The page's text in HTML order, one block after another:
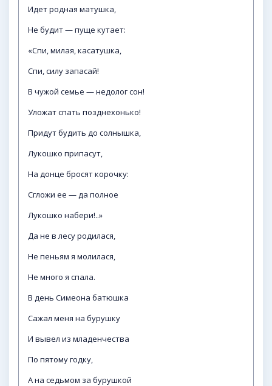
Идет родная матушка,
Не будит — пуще кутает:
«Спи, милая, касатушка,
Спи, силу запасай!
В чужой семье — недолог сон!
Уложат спать позднехонько!
Придут будить до солнышка,
Лукошко припасут,
На донце бросят корочку:
Сгложи ее — да полное
Лукошко набери!..»
Да не в лесу родилася,
Не пеньям я молилася,
Не много я спала.
В день Симеона батюшка
Сажал меня на бурушку
И вывел из младенчества
По пятому годку,
А на седьмом за бурушкой